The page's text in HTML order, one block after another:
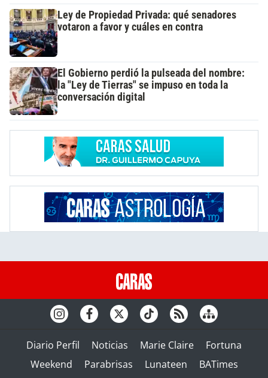
Ley de Propiedad Privada: qué senadores
votaron a favor y cuáles en contra
El Gobierno perdió la pulseada del nombre:
la "Ley de Tierras" se impuso en toda la
conversación digital
Diario Perfil Noticias Marie Claire
Fortuna
Weekend
Parabrisas Lunateen BATimes